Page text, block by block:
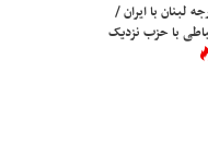
لبنان با ایران /
با حزب نزدیک